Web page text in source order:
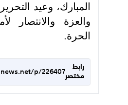
المبارك، وعيد
والعزة والانتصار
الحرة.
رابط
مختصر
p/226407